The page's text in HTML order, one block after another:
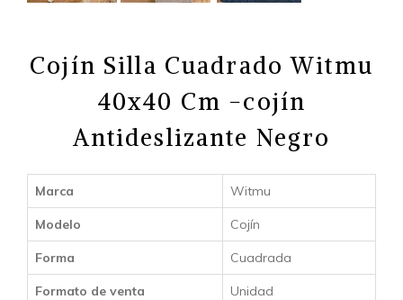
Cojín Silla Cuadrado Witmu
40x40 Cm -cojín
Antideslizante Negro
Marca Witmu
Modelo Cojín
Forma Cuadrada
Formato de venta Unidad